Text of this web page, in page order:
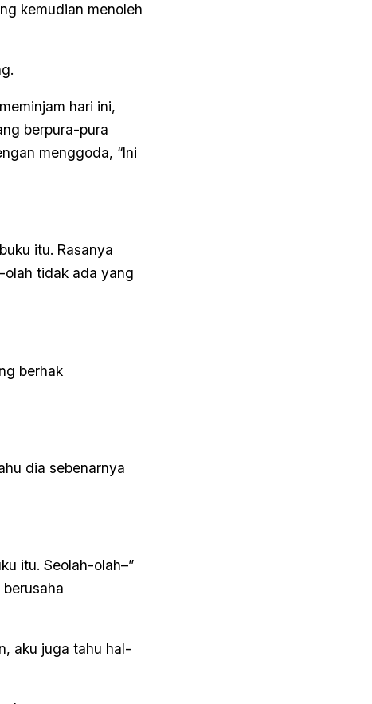
kemudian menoleh
hari ini,
berpura-pura
menggoda, “Ini
itu. Rasanya
olah tidak ada yang
berhak
dia sebenarnya
itu. Seolah-olah–”
aku juga tahu hal-